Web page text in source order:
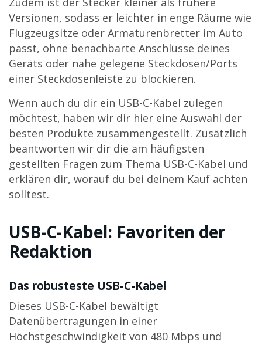
Versionen, sodass er leichter in enge Räume wie
Flugzeugsitze oder Armaturenbretter im Auto
passt, ohne benachbarte Anschlüsse deines
Geräts oder nahe gelegene Steckdosen/Ports
einer Steckdosenleiste zu blockieren.
Wenn auch du dir ein USB-C-Kabel zulegen
möchtest, haben wir dir hier eine Auswahl der
besten Produkte zusammengestellt. Zusätzlich
beantworten wir dir die am häufigsten
gestellten Fragen zum Thema USB-C-Kabel und
erklären dir, worauf du bei deinem Kauf achten
solltest.
USB-C-Kabel: Favoriten der
Redaktion
Das robusteste USB-C-Kabel
Dieses USB-C-Kabel bewältigt
Datenübertragungen in einer
Höchstgeschwindigkeit von 480 Mbps und